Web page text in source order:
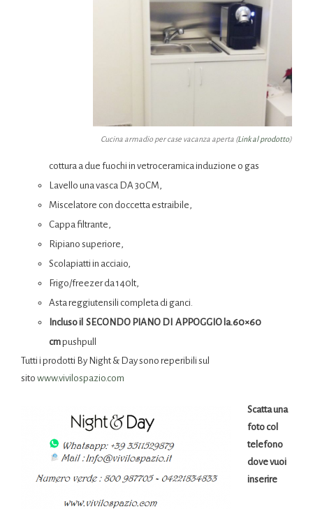
Cucina armadio per case vacanza aperta (Link al prodotto)
cottura a due fuochi in vetroceramica induzione o gas
Lavello una vasca DA 30CM,
Miscelatore con doccetta estraibile,
Cappa filtrante,
Ripiano superiore,
Scolapiatti in acciaio,
Frigo/freezer da 140lt,
Asta reggiutensili completa di ganci.
Incluso il SECONDO PIANO DI APPOGGIO la.60×60
cmpushpull
Tutti i prodotti By Night & Day sono reperibili sul
sito www.vivilospazio.com
Scatta una
foto col
telefono
dove vuoi
inserire